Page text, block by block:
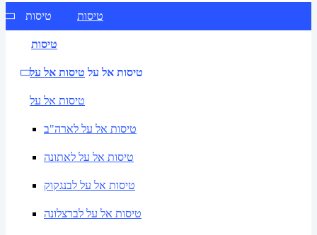
טיסות טיסות
טיסות
טיסות אל על טיסות אל על
טיסות אל על
טיסות אל על לארה"ב
טיסות אל על לאתונה
טיסות אל על לבנגקוק
טיסות אל על לברצלונה